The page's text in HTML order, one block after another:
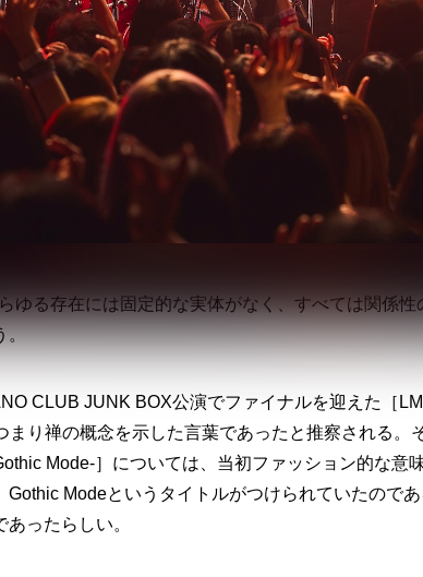
ゆる存在には固定的な実体がなく、すべては関係
。
CLUB JUNK BOX公演でファイナルを迎えた［
り禅の概念を示した言葉であったと推察される。
Mode-］については、当初ファッション的な意
Modeというタイトルがつけられていたので
ったらしい。